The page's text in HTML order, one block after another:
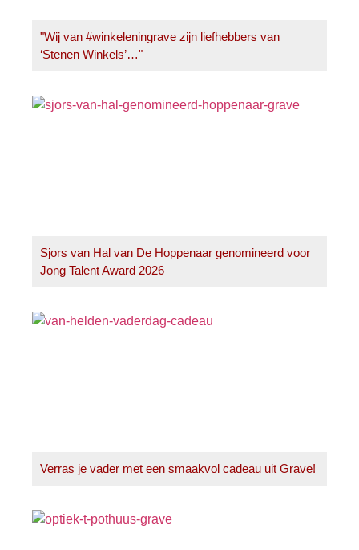
"Wij van #winkeleningrave zijn liefhebbers van
‘Stenen Winkels’…"
Sjors van Hal van De Hoppenaar genomineerd voor
Jong Talent Award 2026
Verras je vader met een smaakvol cadeau uit Grave!